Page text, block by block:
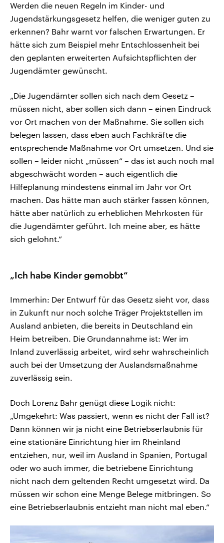
Werden die neuen Regeln im Kinder- und
Jugendstärkungsgesetz helfen, die weniger guten zu
erkennen? Bahr warnt vor falschen Erwartungen. Er
hätte sich zum Beispiel mehr Entschlossenheit bei
den geplanten erweiterten Aufsichtspflichten der
Jugendämter gewünscht.
„Die Jugendämter sollen sich nach dem Gesetz –
müssen nicht, aber sollen sich dann – einen Eindruck
vor Ort machen von der Maßnahme. Sie sollen sich
belegen lassen, dass eben auch Fachkräfte die
entsprechende Maßnahme vor Ort umsetzen. Und sie
sollen – leider nicht „müssen“ – das ist auch noch mal
abgeschwächt worden – auch eigentlich die
Hilfeplanung mindestens einmal im Jahr vor Ort
machen. Das hätte man auch stärker fassen können,
hätte aber natürlich zu erheblichen Mehrkosten für
die Jugendämter geführt. Ich meine aber, es hätte
sich gelohnt.“
„Ich habe Kinder gemobbt“
Immerhin: Der Entwurf für das Gesetz sieht vor, dass
in Zukunft nur noch solche Träger Projektstellen im
Ausland anbieten, die bereits in Deutschland ein
Heim betreiben. Die Grundannahme ist: Wer im
Inland zuverlässig arbeitet, wird sehr wahrscheinlich
auch bei der Umsetzung der Auslandsmaßnahme
zuverlässig sein.
Doch Lorenz Bahr genügt diese Logik nicht:
„Umgekehrt: Was passiert, wenn es nicht der Fall ist?
Dann können wir ja nicht eine Betriebserlaubnis für
eine stationäre Einrichtung hier im Rheinland
entziehen, nur, weil im Ausland in Spanien, Portugal
oder wo auch immer, die betriebene Einrichtung
nicht nach dem geltenden Recht umgesetzt wird. Da
müssen wir schon eine Menge Belege mitbringen. So
eine Betriebserlaubnis entzieht man nicht mal eben.“